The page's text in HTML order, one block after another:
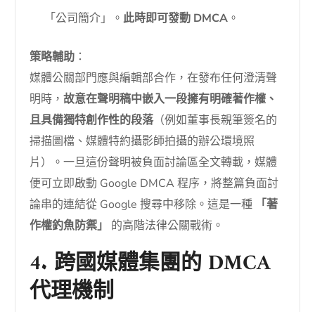
「公司簡介」。此時即可發動 DMCA 。
策略輔助 ：
媒體公關部門應與編輯部合作，在發布任何澄清聲
明時，故意在聲明稿中嵌入一段擁有明確著作權、
且具備獨特創作性的段落（例如董事長親筆簽名的
掃描圖檔、媒體特約攝影師拍攝的辦公環境照
片）。一旦這份聲明被負面討論區全文轉載，媒體
便可立即啟動 Google DMCA 程序，將整篇負面討
論串的連結從 Google 搜尋中移除。這是一種
「著
作權釣魚防禦」
的高階法律公關戰術。
4. 跨國媒體集團的 DMCA
代理機制